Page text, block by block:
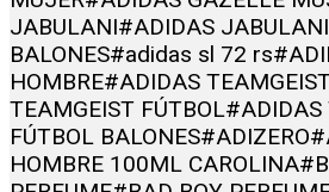
JABULANI#ADIDAS
BALONES#adidas sl 72 rs
HOMBRE#ADIDAS
TEAMGEIST FÚTBOL#ADIDAS
FÚTBOL BALONES#ADIZERO
HOMBRE 100ML CAROLINA